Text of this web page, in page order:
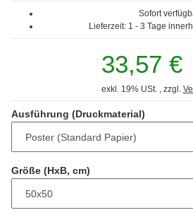
Sofort
Lieferzeit: 1 - 3 Tage
33,57 €
exkl. 19% USt. , zzgl.
Ausführung (Druckmaterial)
Größe (HxB, cm)